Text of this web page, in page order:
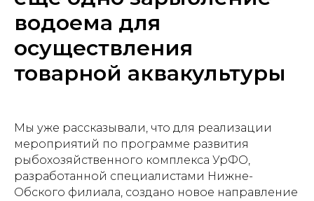
водоема для
осуществления
товарной аквакультуры
Мы уже рассказывали, что для реализации
мероприятий по программе развития
рыбохозяйственного комплекса УрФО,
разработанной специалистами Нижне-
Обского филиала, создано новое направление